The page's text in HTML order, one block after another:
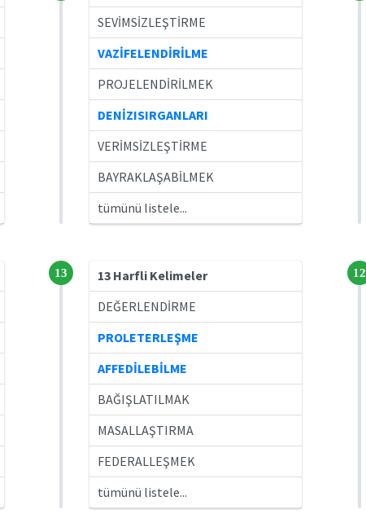
SEVİMSİZLEŞTİRME
VAZİFELENDİRİLME
PROJELENDİRİLMEK
DENİZISIRGANLARI
VERİMSİZLEŞTİRME
BAYRAKLAŞABİLMEK
tümünü listele...
13
13 Harfli Kelimeler
DEĞERLENDİRME
PROLETERLEŞME
AFFEDİLEBİLME
BAĞIŞLATILMAK
MASALLAŞTIRMA
FEDERALLEŞMEK
tümünü listele...
12